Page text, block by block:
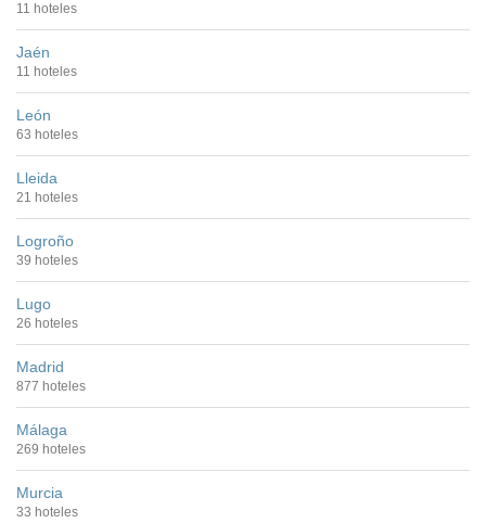
11 hoteles
Jaén
11 hoteles
León
63 hoteles
Lleida
21 hoteles
Logroño
39 hoteles
Lugo
26 hoteles
Madrid
877 hoteles
Málaga
269 hoteles
Murcia
33 hoteles